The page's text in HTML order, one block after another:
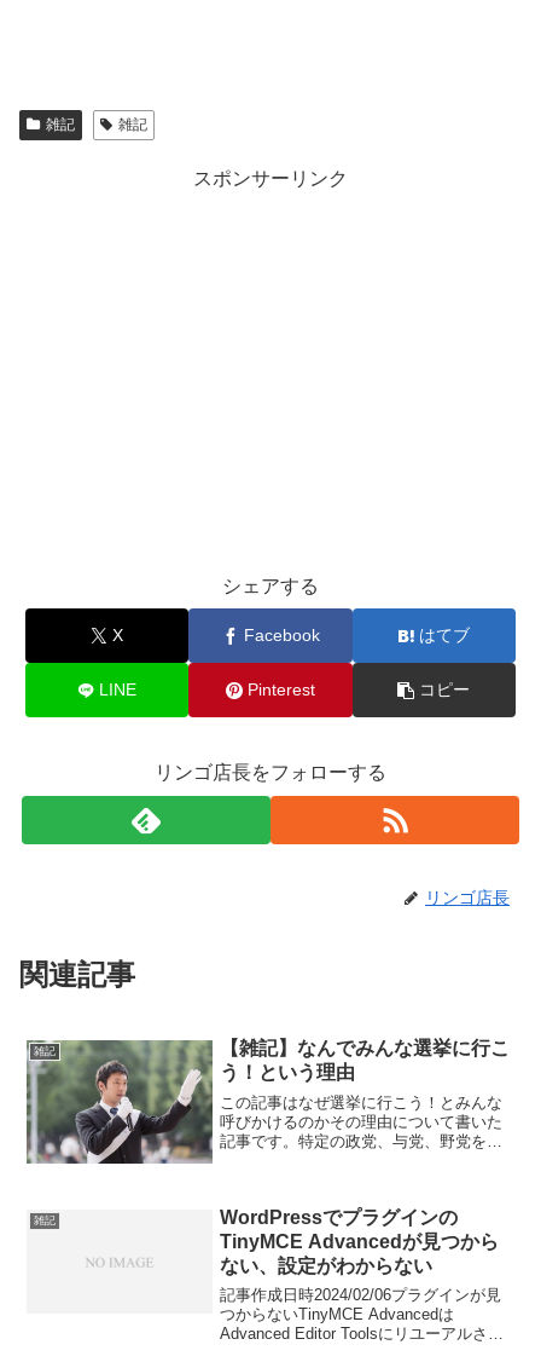
雑記 雑記
スポンサーリンク
シェアする
X Facebook はてブ
LINE Pinterest コピー
リンゴ店長をフォローする
リンゴ店長
関連記事
雑記
【雑記】なんでみんな選挙に行こ
う！という理由
この記事はなぜ選挙に行こう！とみんな
呼びかけるのかその理由について書いた
記事です。特定の政党、与党、野党を応
の政治の方法であり、民意...
雑記
WordPressでプラグインの
TinyMCE Advancedが見つから
ない、設定がわからない
記事作成日時2024/02/06プラグインが見
つからないTinyMCE Advancedは
Advanced Editor Toolsにリユーアルされ